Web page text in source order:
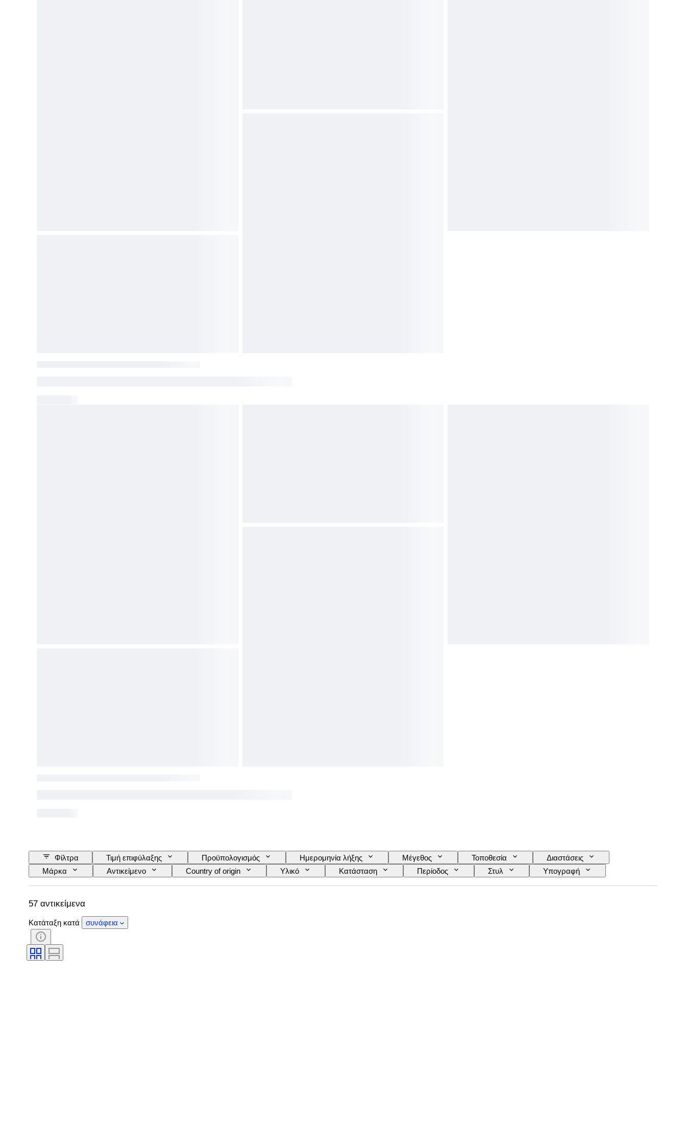
Φίλτρα Τιμή επιφύλαξης Προϋπολογισμός Ημερομηνία λήξης Μέγεθος Τοποθεσία
Διαστάσεις
Μάρκα
Αντικείμενο Country of origin Υλικό Κατάσταση Περίοδος Στυλ
Υπογραφή
Χρώμα
Εποχή Δημιουργός Μοντέλο
57 αντικείμενα
Κατάταξη κατά συνάφεια